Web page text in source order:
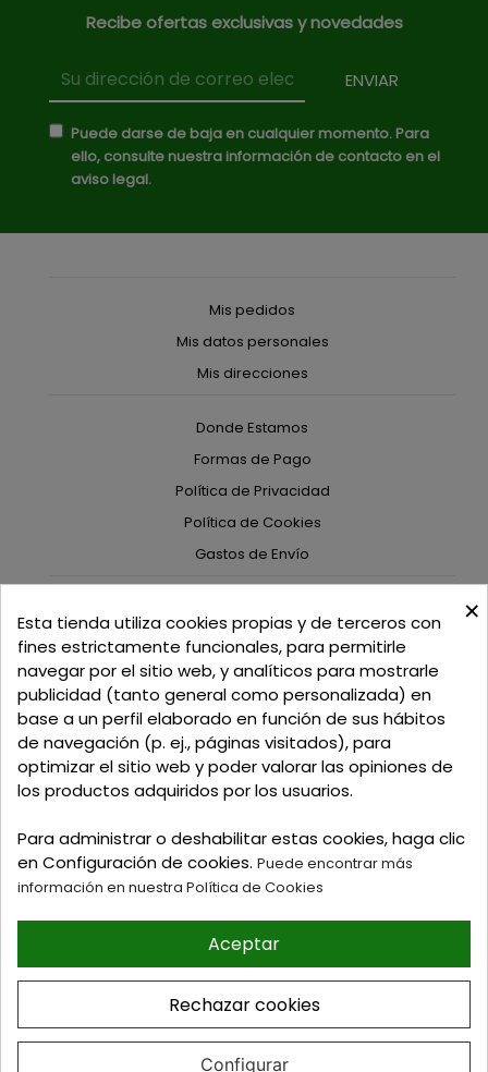
Recibe ofertas exclusivas y novedades
Puede darse de baja en cualquier momento. Para
ello, consulte nuestra información de contacto en el
aviso legal.
Mis pedidos
Mis datos personales
Mis direcciones
Donde Estamos
Formas de Pago
Política de Privacidad
Política de Cookies
Gastos de Envío
C/ Delgadillo Nº 7 - Local 1 - 45600
Talavera de la Reina - Toledo - (España)
Llamadnos:+34 925 82 02 19 o625 654 791
Email: curtidosytapicerias@gmail.com
Verano:
Mañanas: de 09:00h a 13:30h
Invierno:
Mañanas: de 09:30h a 13:30h
Tardes: de 16:30h a 20:00h
© 2026 Tienda online de
Curtidos y Tapicerias y
articulos para Zapateria y
Guarnicioneria. Perez Burgos
×
Esta tienda utiliza cookies propias y de terceros con
fines estrictamente funcionales, para permitirle
navegar por el sitio web, y analíticos para mostrarle
publicidad (tanto general como personalizada) en
base a un perfil elaborado en función de sus hábitos
de navegación (p. ej., páginas visitados), para
optimizar el sitio web y poder valorar las opiniones de
los productos adquiridos por los usuarios.
Para administrar o deshabilitar estas cookies, haga clic
en Configuración de cookies. Puede encontrar más
información en nuestra Política de Cookies
Aceptar
Rechazar cookies
Configurar